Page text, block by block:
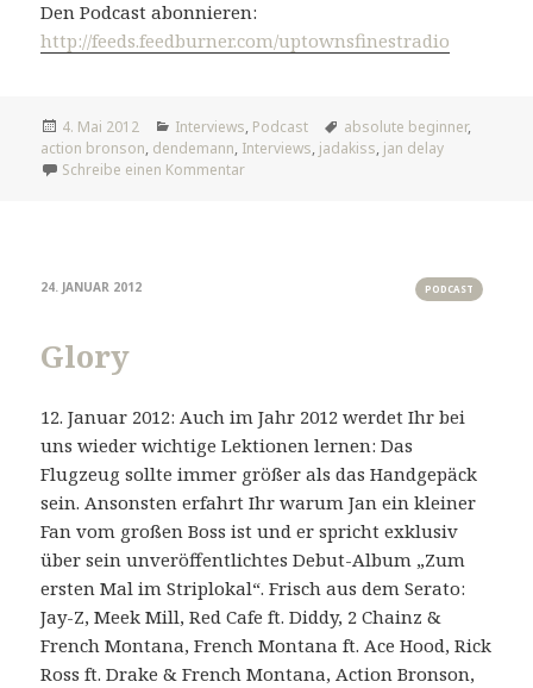
Den Podcast abonnieren:
http://feeds.feedburner.com/uptownsfinestradio
Veröffentlicht
am
4. Mai 2012 Kategorien
Interviews, Podcast Tags
absolute beginner,
action bronson, dendemann, Interviews, jadakiss, jan delay
Schreibe einen Kommentarzu Jan Delay Interview
24. JANUAR 2012 PODCAST
Glory
12. Januar 2012: Auch im Jahr 2012 werdet Ihr bei
uns wieder wichtige Lektionen lernen: Das
Flugzeug sollte immer größer als das Handgepäck
sein. Ansonsten erfahrt Ihr warum Jan ein kleiner
Fan vom großen Boss ist und er spricht exklusiv
über sein unveröffentlichtes Debut-Album „Zum
ersten Mal im Striplokal“. Frisch aus dem Serato:
Jay-Z, Meek Mill, Red Cafe ft. Diddy, 2 Chainz &
French Montana, French Montana ft. Ace Hood, Rick
Ross ft. Drake & French Montana, Action Bronson,